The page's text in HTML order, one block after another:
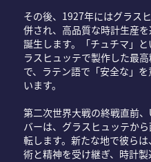
その後、1927年にはグラス
併され、高品質な時計生産
誕生します。「チュチマ」
ラスヒュッテで製作した最
で、ラテン語で「安全な」
います。
第二次世界大戦の終戦直前
バーは、グラスヒュッテか
転します。新たな地で彼ら
術と精神を受け継ぎ、時計製